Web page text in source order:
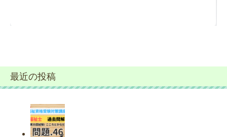
最近の投稿